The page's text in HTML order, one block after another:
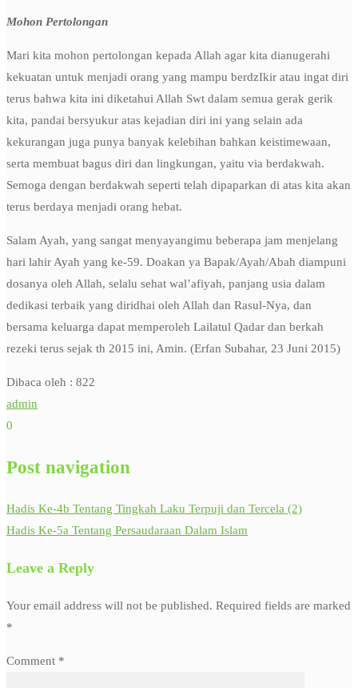
Mohon Pertolongan
Mari kita mohon pertolongan kepada Allah agar kita dianugerahi
kekuatan untuk menjadi orang yang mampu berdzIkir atau ingat diri
terus bahwa kita ini diketahui Allah Swt dalam semua gerak gerik
kita, pandai bersyukur atas kejadian diri ini yang selain ada
kekurangan juga punya banyak kelebihan bahkan keistimewaan,
serta membuat bagus diri dan lingkungan, yaitu via berdakwah.
Semoga dengan berdakwah seperti telah dipaparkan di atas kita akan
terus berdaya menjadi orang hebat.
Salam Ayah, yang sangat menyayangimu beberapa jam menjelang
hari lahir Ayah yang ke-59. Doakan ya Bapak/Ayah/Abah diampuni
dosanya oleh Allah, selalu sehat wal’afiyah, panjang usia dalam
dedikasi terbaik yang diridhai oleh Allah dan Rasul-Nya, dan
bersama keluarga dapat memperoleh Lailatul Qadar dan berkah
rezeki terus sejak th 2015 ini, Amin. (Erfan Subahar, 23 Juni 2015)
Dibaca oleh : 822
admin
0
Post navigation
Hadis Ke-4b Tentang Tingkah Laku Terpuji dan Tercela (2)
Hadis Ke-5a Tentang Persaudaraan Dalam Islam
Leave a Reply
Your email address will not be published. Required fields are marked
*
Comment *